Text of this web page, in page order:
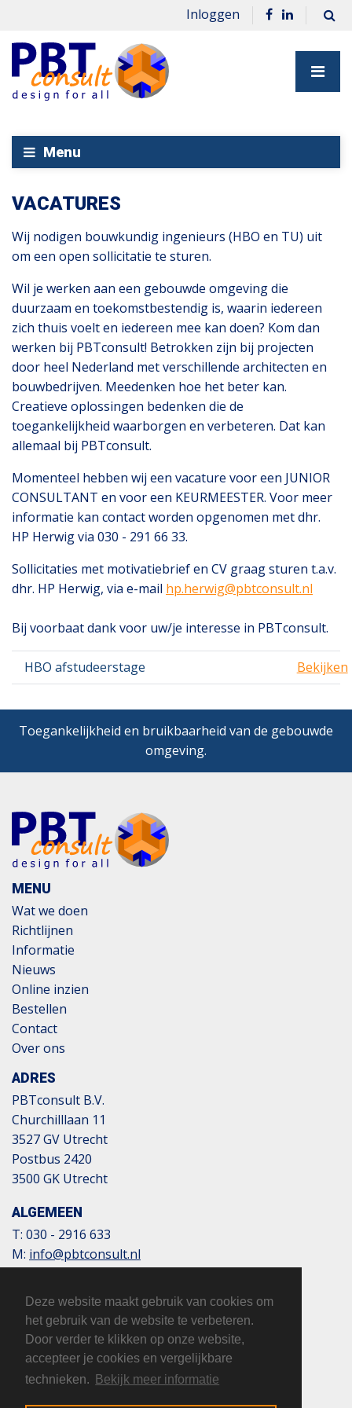
Deze website maakt gebruik van cookies om
het gebruik van de website te verbeteren.
Door verder te klikken op onze website,
accepteer je cookies en vergelijkbare
technieken.
Bekijk meer informatie
Inloggen
Menu
VACATURES
Wij nodigen bouwkundig ingenieurs (HBO en TU) uit
om een open sollicitatie te sturen.
Wil je werken aan een gebouwde omgeving die
duurzaam en toekomstbestendig is, waarin iedereen
zich thuis voelt en iedereen mee kan doen? Kom dan
werken bij PBTconsult! Betrokken zijn bij projecten
door heel Nederland met verschillende architecten en
bouwbedrijven. Meedenken hoe het beter kan.
Creatieve oplossingen bedenken die de
toegankelijkheid waarborgen en verbeteren. Dat kan
allemaal bij PBTconsult.
Momenteel hebben wij een vacature voor een JUNIOR
CONSULTANT en voor een KEURMEESTER. Voor meer
informatie kan contact worden opgenomen met dhr.
HP Herwig via 030 - 291 66 33.
Sollicitaties met motivatiebrief en CV graag sturen t.a.v.
dhr. HP Herwig, via e-mail hp.herwig@pbtconsult.nl
Bij voorbaat dank voor uw/je interesse in PBTconsult.
HBO afstudeerstage Bekijken
Toegankelijkheid en bruikbaarheid van de gebouwde
omgeving.
MENU
Wat we doen
Richtlijnen
Informatie
Nieuws
Online inzien
Bestellen
Contact
Over ons
ADRES
PBTconsult B.V.
Churchilllaan 11
3527 GV Utrecht
Postbus 2420
3500 GK Utrecht
ALGEMEEN
T: 030 - 2916 633
M: info@pbtconsult.nl
BTW: 817124305B01
KvK: 32110854